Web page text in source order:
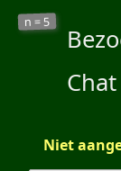
n = 5
Chat
Niet